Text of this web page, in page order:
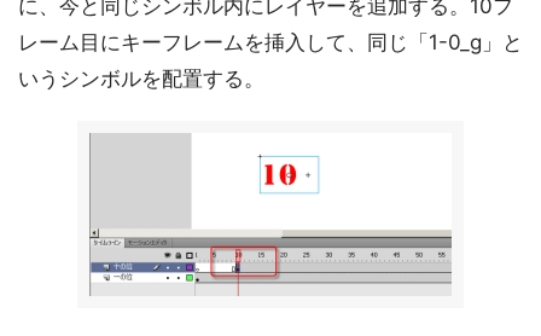
に、今と同じシンボル内にレイヤーを追加する。10フ
レーム目にキーフレームを挿入して、同じ「1-0_g」と
いうシンボルを配置する。